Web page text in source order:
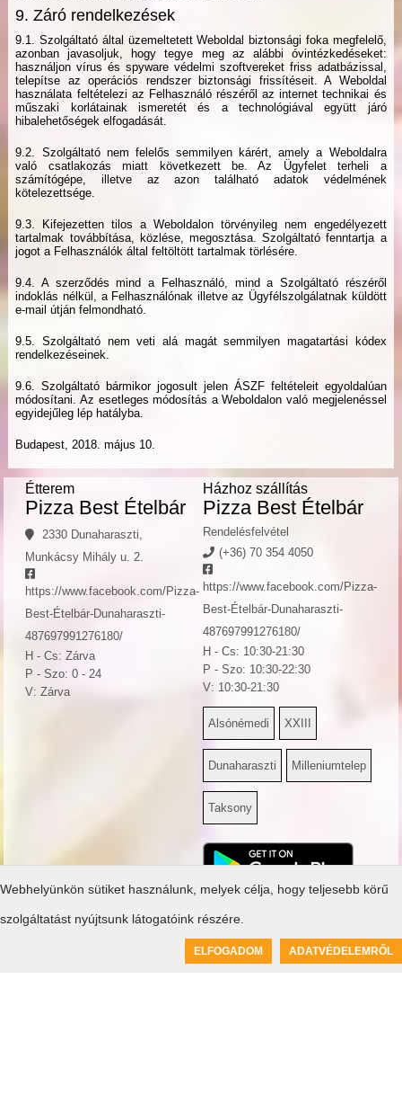
Webhelyünkön sütiket használunk, melyek célja, hogy teljesebb körű
szolgáltatást nyújtsunk látogatóink részére.
ELFOGADOM ADATVÉDELEMRŐL
9. Záró rendelkezések
9.1. Szolgáltató által üzemeltetett Weboldal biztonsági foka megfelelő,
azonban javasoljuk, hogy tegye meg az alábbi óvintézkedéseket:
használjon vírus és spyware védelmi szoftvereket friss adatbázissal,
telepítse az operációs rendszer biztonsági frissítéseit. A Weboldal
használata feltételezi az Felhasználó részéről az internet technikai és
műszaki korlátainak ismeretét és a technológiával együtt járó
hibalehetőségek elfogadását.
9.2. Szolgáltató nem felelős semmilyen kárért, amely a Weboldalra
való csatlakozás miatt következett be. Az Ügyfelet terheli a
számítógépe, illetve az azon található adatok védelmének
kötelezettsége.
9.3. Kifejezetten tilos a Weboldalon törvényileg nem engedélyezett
tartalmak továbbítása, közlése, megosztása. Szolgáltató fenntartja a
jogot a Felhasználók által feltöltött tartalmak törlésére.
9.4. A szerződés mind a Felhasználó, mind a Szolgáltató részéről
indoklás nélkül, a Felhasználónak illetve az Ügyfélszolgálatnak küldött
e-mail útján felmondható.
9.5. Szolgáltató nem veti alá magát semmilyen magatartási kódex
rendelkezéseinek.
9.6. Szolgáltató bármikor jogosult jelen ÁSZF feltételeit egyoldalúan
módosítani. Az esetleges módosítás a Weboldalon való megjelenéssel
egyidejűleg lép hatályba.
Budapest, 2018. május 10.
Étterem
Pizza Best Ételbár
2330 Dunaharaszti,
Munkácsy Mihály u. 2.
https://www.facebook.com/Pizza-
Best-Ételbár-Dunaharaszti-
487697991276180/
H - Cs: Zárva
P - Szo: 0 - 24
V: Zárva
Házhoz szállítás
Pizza Best Ételbár
Rendelésfelvétel
(+36) 70 354 4050
https://www.facebook.com/Pizza-
Best-Ételbár-Dunaharaszti-
487697991276180/
H - Cs: 10:30-21:30
P - Szo: 10:30-22:30
V: 10:30-21:30
Alsónémedi XXIII
Dunaharaszti Milleniumtelep
Taksony
Tudnivalók
Oldaltérkép
Bankkártyás ügyintézés
H - P: 10:00 - 17:00
Írjon nekünk e-mailt